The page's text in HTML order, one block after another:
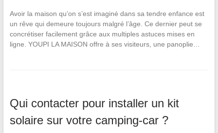
Avoir la maison qu’on s’est imaginé dans sa tendre enfance est
un rêve qui demeure toujours malgré l’âge. Ce dernier peut se
concrétiser facilement grâce aux multiples astuces mises en
ligne. YOUPI LA MAISON offre à ses visiteurs, une panoplie…
Qui contacter pour installer un kit
solaire sur votre camping-car ?